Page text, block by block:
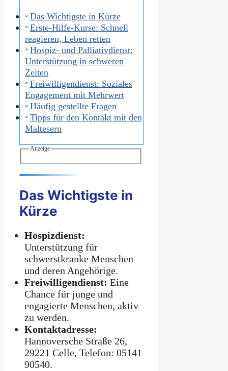
Das Wichtigste in Kürze
Erste-Hilfe-Kurse: Schnell
reagieren, Leben retten
Hospiz- und Palliativdienst:
Unterstützung in schweren
Zeiten
Freiwilligendienst: Soziales
Engagement mit Mehrwert
Häufig gestellte Fragen
Tipps für den Kontakt mit den
Maltesern
Anzeige
Das Wichtigste in
Kürze
Hospizdienst:
Unterstützung für
schwerstkranke Menschen
und deren Angehörige.
Freiwilligendienst: Eine
Chance für junge und
engagierte Menschen, aktiv
zu werden.
Kontaktadresse:
Hannoversche Straße 26,
29221 Celle, Telefon: 05141
90540.